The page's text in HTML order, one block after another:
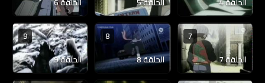
7
الحلقة 7
8
الحلقة 8
9
الحلقة 9